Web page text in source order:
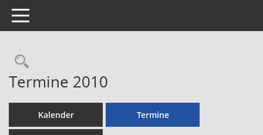
Toggle navigation
Rechercheauswahl
Termine 2010
Kalender Termine